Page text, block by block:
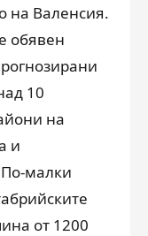
на Валенсия.
обявен
10
на
и
малки
от 1200